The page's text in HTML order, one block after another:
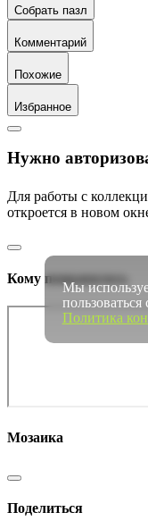
Собрать пазл
Комментарий
Похожие
Избранное
Нужно
Для работы с
откроется в новом
Кому понравилось
Мозаика
Поделиться
Мы
Политика